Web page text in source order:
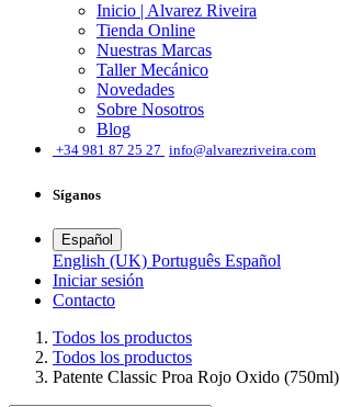
Inicio | Alvarez Riveira
Tienda Online
Nuestras Marcas
Taller Mecánico
Novedades
Sobre Nosotros
Blog
+34 981 87 25 27 info@alvarezriveira.com
Síganos
Español
English (UK) Português Español
Iniciar sesión
​Contacto
Todos los productos
Todos los productos
Patente Classic Proa Rojo Oxido (750ml)